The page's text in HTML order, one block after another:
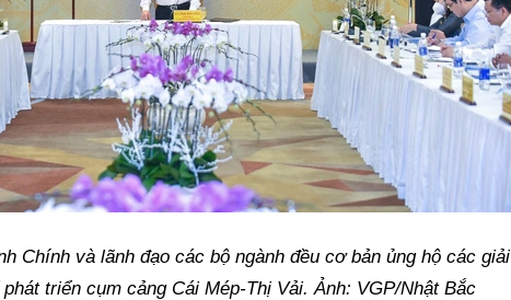
Chính và lãnh đạo các bộ ngành đều cơ bản ủng hộ các giải
triển cụm cảng Cái Mép-Thị Vải. Ảnh: VGP/Nhật Bắc